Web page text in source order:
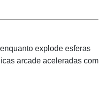
explode esferas
arcade aceleradas com